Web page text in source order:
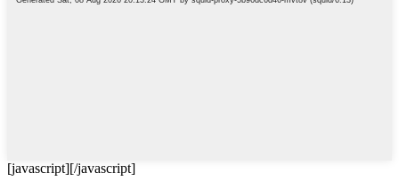
[javascript][/javascript]